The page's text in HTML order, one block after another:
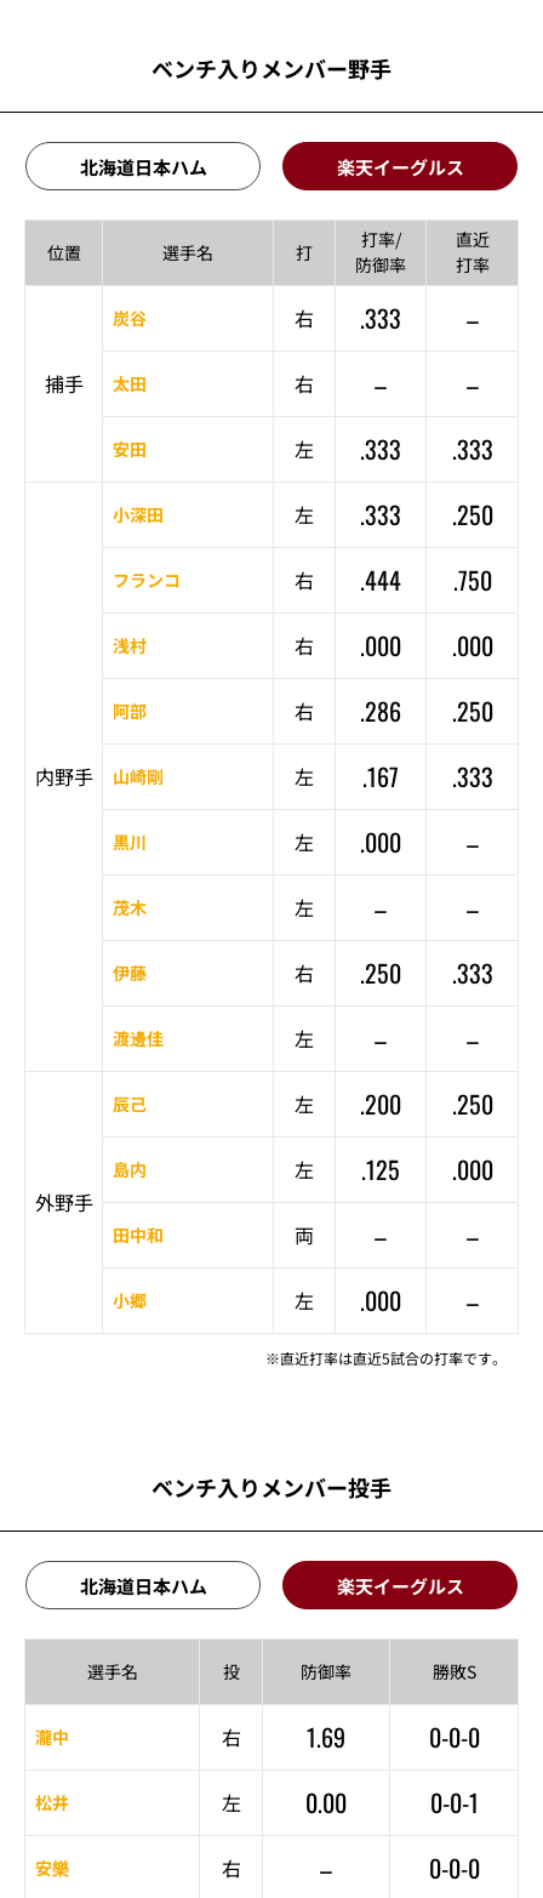
ベンチ入りメンバー野手
北海道日本ハム 楽天イーグルス
位置 選手名 打
打率/
防御率
直近
打率
捕手
炭谷 右 .333 –
太田 右 – –
安田 左 .333 .333
内野手
小深田 左 .333 .250
フランコ 右 .444 .750
浅村 右 .000 .000
阿部 右 .286 .250
山崎剛 左 .167 .333
黒川 左 .000 –
茂木 左 – –
伊藤 右 .250 .333
渡邊佳 左 – –
外野手
辰己 左 .200 .250
島内 左 .125 .000
田中和 両 – –
小郷 左 .000 –
※直近打率は直近5試合の打率です。
ベンチ入りメンバー投手
北海道日本ハム 楽天イーグルス
選手名 投 防御率 勝敗S
瀧中 右 1.69 0-0-0
松井 左 0.00 0-0-1
安樂 右 – 0-0-0